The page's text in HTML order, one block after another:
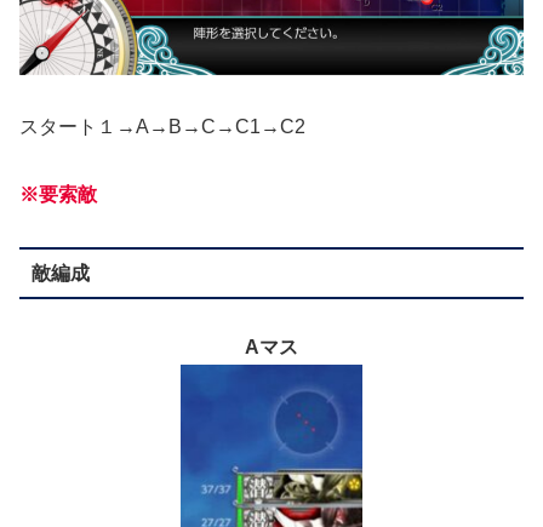
スタート１→A→B→C→C1→C2
※要索敵
敵編成
Aマス